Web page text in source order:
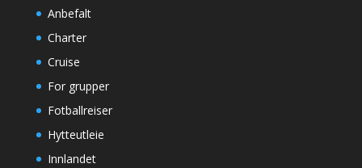
Anbefalt
Charter
Cruise
For grupper
Fotballreiser
Hytteutleie
Innlandet